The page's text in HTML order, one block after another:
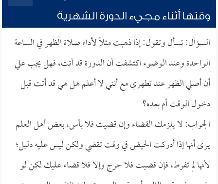
وقتها أثناء مجيء الدورة الشهرية
السؤال: تسأل وتقول: إذا ذهبت مثلاً لأداء صلاة الظهر في الساعة
الواحدة وعند الوضوء اكتشفت أن الدورة قد أتت، فهل يجب علي
أن أصلي الظهر عند تطهري مع أنني لا أعلم هل هي قد أتت قبل
دخول الوقت أم بعده؟
الجواب: لا يلزمك القضاء وإن قضيت فلا بأس، بعض أهل العلم
يرى أنها إذا أدركت الحيض في وقت تقضي ولكن ليس عليه دليل؛
لأنها لم تفرط، فإن قضيت فلا حرج وإلا فلا قضاء عليك لكن لو